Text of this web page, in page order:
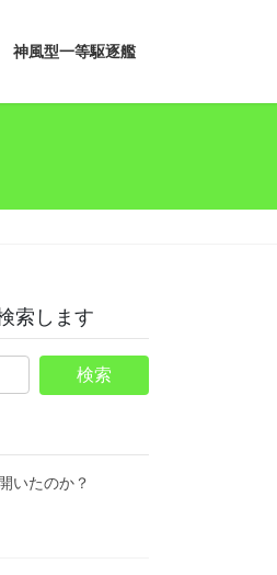
神風型一等駆逐艦
索します
いたのか？